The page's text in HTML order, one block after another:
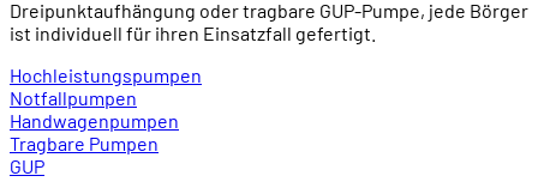
Dreipunktaufhängung oder tragbare GUP-Pumpe, jede Börger
ist individuell für ihren Einsatzfall gefertigt.
Hochleistungspumpen
Notfallpumpen
Handwagenpumpen
Tragbare Pumpen
GUP